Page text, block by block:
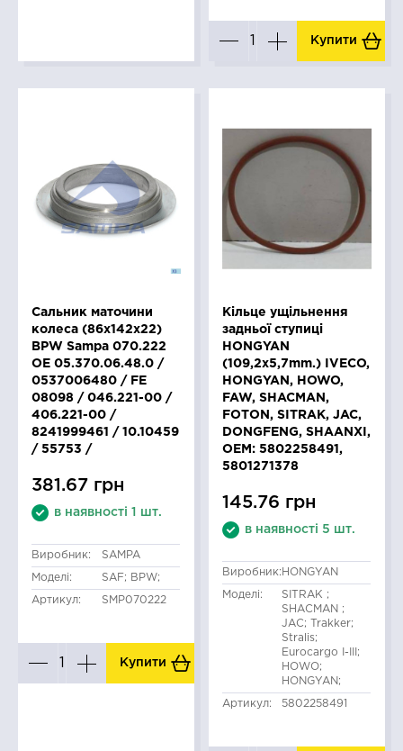
Купити
Сальник маточини
колеса (86x142x22)
BPW Sampa 070.222
ОЕ 05.370.06.48.0 /
0537006480 / FE
08098 / 046.221-00 /
406.221-00 /
8241999461 / 10.10459
/ 55753 /
381.67 грн
в наявності 1 шт.
Виробник: SAMPA
Моделі: SAF; BPW;
Артикул: SMP070222
Купити
Кільце ущільнення
задньої ступиці
HONGYAN
(109,2x5,7mm.) IVECO,
HONGYAN, HOWO,
FAW, SHACMAN,
FOTON, SITRAK, JAC,
DONGFENG, SHAANXI,
OEM: 5802258491,
5801271378
145.76 грн
в наявності 5 шт.
Виробник: HONGYAN
Моделі:
SITRAK ;
SHACMAN ;
JAC; Trakker;
Stralis;
Eurocargo I-III;
HOWO;
HONGYAN;
Артикул: 5802258491